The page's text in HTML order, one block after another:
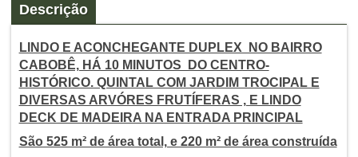
Descrição
LINDO E ACONCHEGANTE DUPLEX NO BAIRRO
CABOBÊ, HÁ 10 MINUTOS DO CENTRO-
HISTÓRICO. QUINTAL COM JARDIM TROCIPAL E
DIVERSAS ARVÓRES FRUTÍFERAS , E LINDO
DECK DE MADEIRA NA ENTRADA PRINCIPAL
São 525 m² de área total, e 220 m² de área construída